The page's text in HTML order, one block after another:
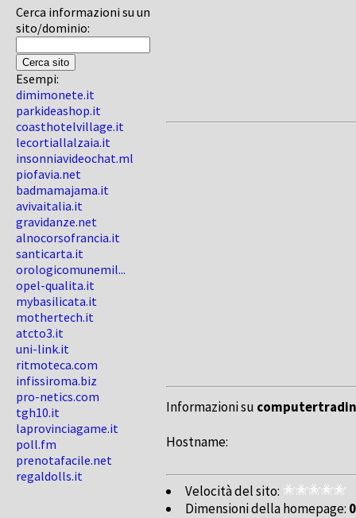
Cerca informazioni su un
sito/dominio:
Esempi:
dimimonete.it
parkideashop.it
coasthotelvillage.it
lecortiallalzaia.it
insonniavideochat.ml
piofavia.net
badmamajama.it
avivaitalia.it
gravidanze.net
alnocorsofrancia.it
santicarta.it
orologicomunemil...
opel-qualita.it
mybasilicata.it
mothertech.it
atcto3.it
uni-link.it
ritmoteca.com
infissiroma.biz
pro-netics.com
tgh10.it
laprovinciagame.it
poll.fm
prenotafacile.net
regaldolls.it
Informazioni su
Hostname:
Velocità del sito:
Dimensioni della homepage: 0